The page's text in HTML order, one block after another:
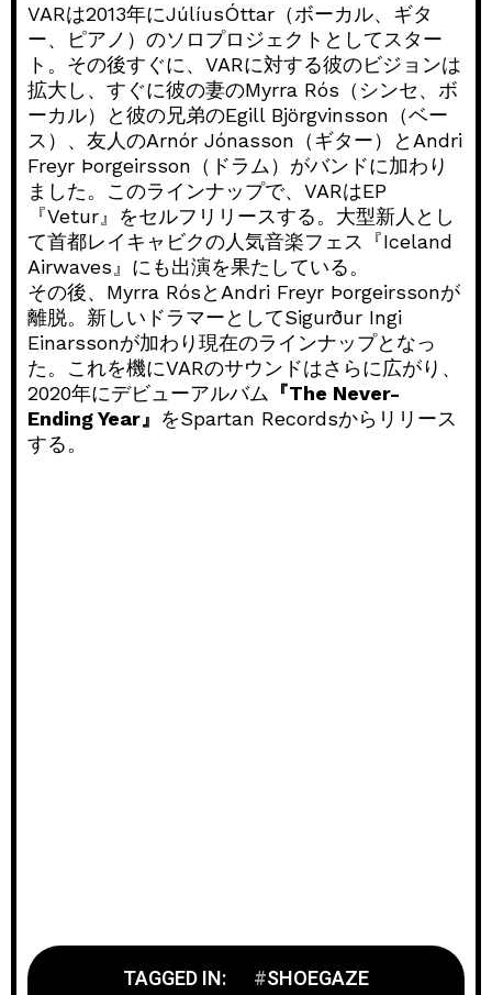
VARは2013年にJúlíusÓttar（ボーカル、ギタ
ー、ピアノ）のソロプロジェクトとしてスター
ト。その後すぐに、VARに対する彼のビジョンは
拡大し、すぐに彼の妻のMyrra Rós（シンセ、ボ
ーカル）と彼の兄弟のEgill Björgvinsson（ベー
ス）、友人のArnór Jónasson（ギター）とAndri
Freyr Þorgeirsson（ドラム）がバンドに加わり
ました。このラインナップで、VARはEP
『Vetur』をセルフリリースする。大型新人とし
て首都レイキャビクの人気音楽フェス『Iceland
Airwaves』にも出演を果たしている。
その後、Myrra RósとAndri Freyr Þorgeirssonが
離脱。新しいドラマーとしてSigurður Ingi
Einarssonが加わり現在のラインナップとなっ
た。これを機にVARのサウンドはさらに広がり、
2020年にデビューアルバム 『The Never-
Ending Year』 をSpartan Recordsからリリース
する。
TAGGED IN: SHOEGAZE